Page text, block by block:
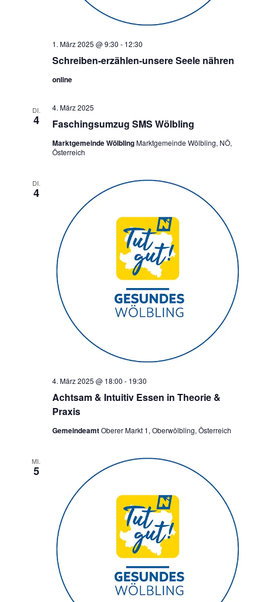
Schreiben-erzählen-unsere Seele nähren
1. März 2025 @ 9:30 - 12:30
online
DI.
4 Faschingsumzug SMS Wölbling
4. März 2025
Marktgemeinde WölblingMarktgemeinde Wölbling, NÖ,
Österreich
DI.
4
Achtsam & Intuitiv Essen in Theorie &
Praxis
4. März 2025 @ 18:00 - 19:30
GemeindeamtOberer Markt 1, Oberwölbling, Österreich
MI.
5